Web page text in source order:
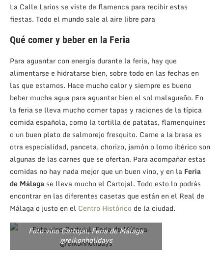
La Calle Larios se viste de flamenca para recibir estas
fiestas. Todo el mundo sale al aire libre para
Qué comer y beber en la Feria
Para aguantar con energía durante la feria, hay que
alimentarse e hidratarse bien, sobre todo en las fechas en
las que estamos. Hace mucho calor y siempre es bueno
beber mucha agua para aguantar bien el sol malagueño. En
la feria se lleva mucho comer tapas y raciones de la típica
comida española, como la tortilla de patatas, flamenquines
o un buen plato de salmorejo fresquito. Carne a la brasa es
otra especialidad, panceta, chorizo, jamón o lomo ibérico son
algunas de las carnes que se ofertan. Para acompañar estas
comidas no hay nada mejor que un buen vino, y en la Feria
de Málaga se lleva mucho el Cartojal. Todo esto lo podrás
encontrar en las diferentes casetas que están en el Real de
Málaga o justo en el Centro Histórico de la ciudad.
Foto vino Cartojal, Feria de Málaga
@reikonholidays